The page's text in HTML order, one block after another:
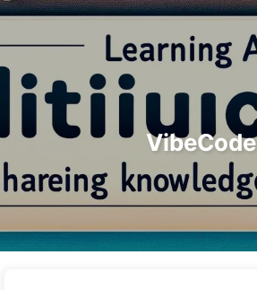
검색 홈 아카이브 태그
링크 소개 🇰🇷 한국어
VibeCode